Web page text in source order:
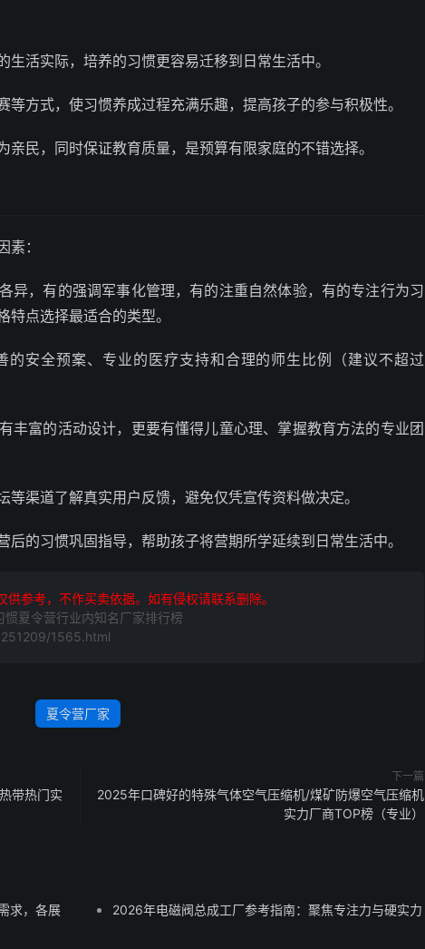
生活实际，培养的习惯更容易迁移到日常生活中。
等方式，使习惯养成过程充满乐趣，提高孩子的参与积极性。
亲民，同时保证教育质量，是预算有限家庭的不错选择。
：
异，有的强调军事化管理，有的注重自然体验，有的专注行为习
点选择最适合的类型。
的安全预案、专业的医疗支持和合理的师生比例（建议不超过
丰富的活动设计，更要有懂得儿童心理、掌握教育方法的专业团
等渠道了解真实用户反馈，避免仅凭宣传资料做决定。
后的习惯巩固指导，帮助孩子将营期所学延续到日常生活中。
参考，不作买卖依据。如有侵权请联系删除。
夏令营行业内知名厂家排行榜
1565.html
夏令营厂家
带热门实
下一篇
2025年口碑好的特殊气体空气压缩机/煤矿防爆空气压缩机
实力厂商TOP榜（专业）
求，各展
2026年电磁阀总成工厂参考指南：聚焦专注力与硬实力